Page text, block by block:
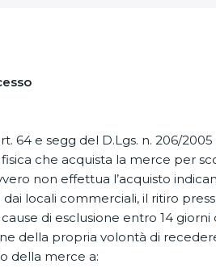
64 e segg del D.Lgs. n. 206/
che acquista la merce per
non effettua l’acquisto
locali commerciali, il ritiro
di esclusione entro 14
della propria volontà di
della merce a: